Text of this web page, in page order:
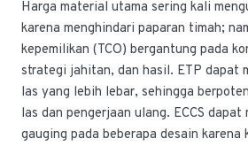
Harga material utama sering kali
karena menghindari paparan timah;
kepemilikan (TCO) bergantung pada
strategi jahitan, dan hasil. ETP dapat
las yang lebih lebar, sehingga
las dan pengerjaan ulang. ECCS
gauging pada beberapa desain karena